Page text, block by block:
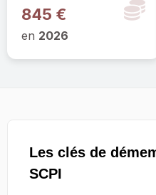
845 €
en 2026
Les clés de
SCPI